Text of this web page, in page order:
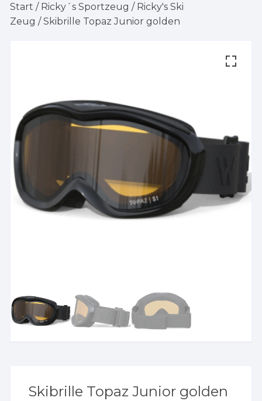
Start / Ricky´s Sportzeug / Ricky's Ski
Zeug / Skibrille Topaz Junior golden
Skibrille Topaz Junior golden